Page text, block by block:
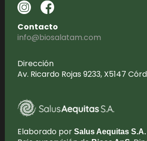
Contacto
info@biosalatam.com
Dirección
Av. Ricardo Rojas 9233, X5147
Elaborado por Salus Aequitas S.A.